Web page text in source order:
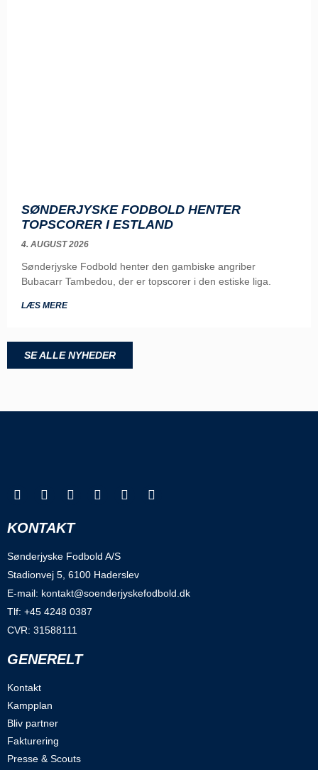
SØNDERJYSKE FODBOLD HENTER
TOPSCORER I ESTLAND
4. AUGUST 2026
Sønderjyske Fodbold henter den gambiske angriber
Bubacarr Tambedou, der er topscorer i den estiske liga.
LÆS MERE
SE ALLE NYHEDER
KONTAKT
Sønderjyske Fodbold A/S
Stadionvej 5, 6100 Haderslev
E-mail: kontakt@soenderjyskefodbold.dk
Tlf: +45 4248 0387
CVR: 31588111
GENERELT
Kontakt
Kampplan
Bliv partner
Fakturering
Presse & Scouts